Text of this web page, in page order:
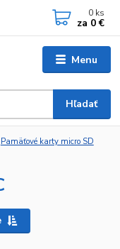
Menu
Hľadať
0 ks
za 0 €
Pamäťové karty micro SD